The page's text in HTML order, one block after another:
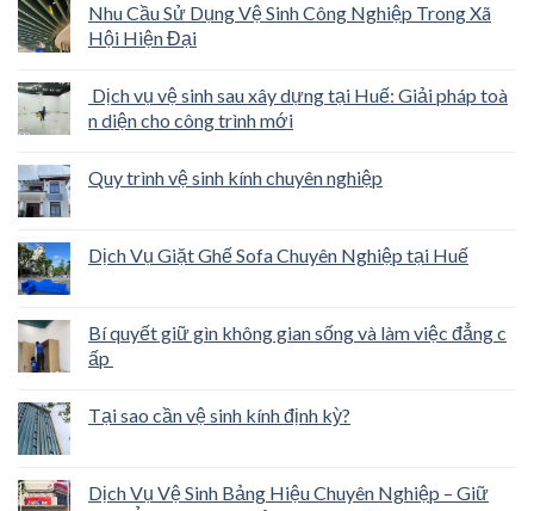
Nhu Cầu Sử Dụng Vệ Sinh Công Nghiệp Trong Xã
Hội Hiện Đại
Dịch vụ vệ sinh sau xây dựng tại Huế: Giải pháp toà
n diện cho công trình mới
Quy trình vệ sinh kính chuyên nghiệp
Dịch Vụ Giặt Ghế Sofa Chuyên Nghiệp tại Huế
Bí quyết giữ gìn không gian sống và làm việc đẳng c
ấp
Tại sao cần vệ sinh kính định kỳ?
Dịch Vụ Vệ Sinh Bảng Hiệu Chuyên Nghiệp – Giữ